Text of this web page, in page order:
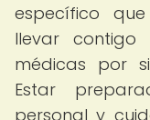
específico
llevar
médicas por
Estar
personal y